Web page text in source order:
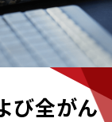
び全がん